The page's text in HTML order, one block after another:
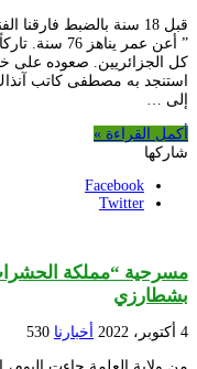
قبل 18 سنة بالضبط
” أعن عمر
استنجد به مصطفى كاتب
إلى …
أكمل القراءة »
شاركها
Facebook
Twitter
مسرحية “مملكة
بشطارزي
4 أكتوبر، 2022 أخبارنا 530